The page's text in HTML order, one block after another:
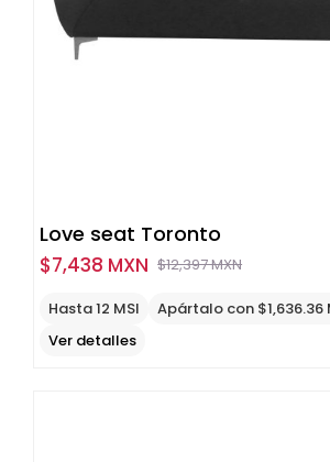
Love seat Toronto
$12,397 MXNOriginal
price
$7,438 MXN
Current
price
Hasta 12 MSI
Apártalo con $1,636.36
Ver detalles